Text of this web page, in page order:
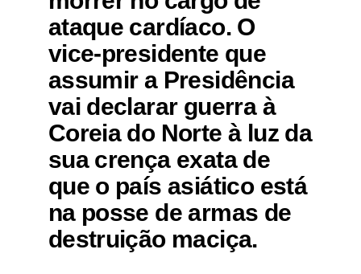
ataque cardíaco. O
vice-presidente que
assumir a Presidência
vai declarar guerra à
Coreia do Norte à luz da
sua crença exata de
que o país asiático está
na posse de armas de
destruição maciça.